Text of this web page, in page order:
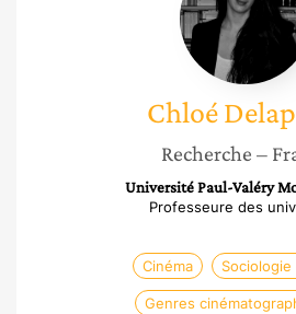
Chloé
Recherche –
Université Paul-Valéry
Professeure des
Cinéma Sociologie
Genres